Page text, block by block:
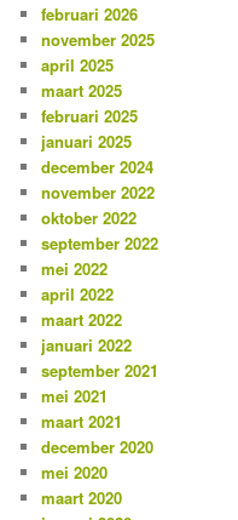
n
februari 2026
november 2025
april 2025
maart 2025
februari 2025
januari 2025
december 2024
november 2022
oktober 2022
september 2022
mei 2022
april 2022
maart 2022
januari 2022
september 2021
mei 2021
maart 2021
december 2020
mei 2020
maart 2020